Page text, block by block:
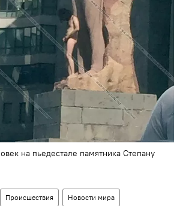
на пьедестале памятника Степану
Происшествия Новости мира